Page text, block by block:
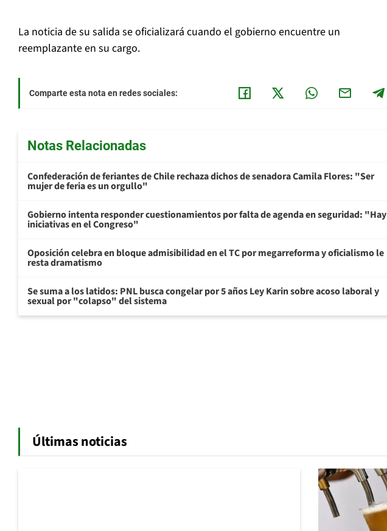
La noticia de su salida se oficializará cuando el gobierno encuentre un
reemplazante en su cargo.
Comparte esta nota en redes sociales:
Notas Relacionadas
Confederación de feriantes de Chile rechaza dichos de senadora Camila Flores: "Ser
mujer de feria es un orgullo"
Gobierno intenta responder cuestionamientos por falta de agenda en seguridad: "Hay
iniciativas en el Congreso"
Oposición celebra en bloque admisibilidad en el TC por megarreforma y oficialismo le
resta dramatismo
Se suma a los latidos: PNL busca congelar por 5 años Ley Karin sobre acoso laboral y
sexual por "colapso" del sistema
Últimas noticias